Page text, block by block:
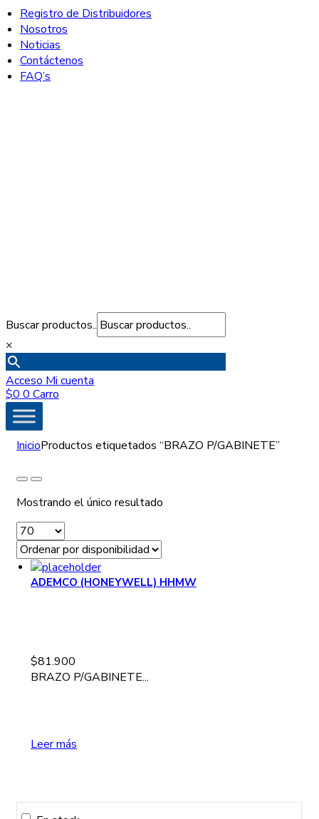
Registro de Distribuidores
Nosotros
Noticias
Contáctenos
FAQ’s
Buscar productos..
×
Acceso Mi cuenta
$0 0 Carro
InicioProductos etiquetados “BRAZO P/GABINETE”
Mostrando el único resultado
ADEMCO (HONEYWELL) HHMW
$81.900
BRAZO P/GABINETE...
Leer más